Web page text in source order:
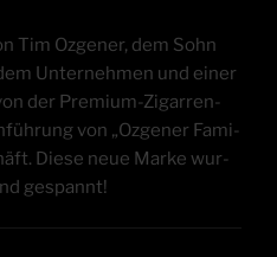
Tim Ozge­ner, dem Sohn
Unter­neh­men und einer
der Pre­mi­um-Zigar­ren­
von „Ozge­ner Fami­
Die­se neue Mar­ke wur­
gespannt!